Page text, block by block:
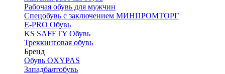
Рабочая обувь для мужчин
Спецобувь с заключением МИНПРОМТОРГ
E-PRO Обувь
KS SAFETY Обувь
Треккинговая обувь
Бренд
Обувь OXYPAS
Западбалтобувь